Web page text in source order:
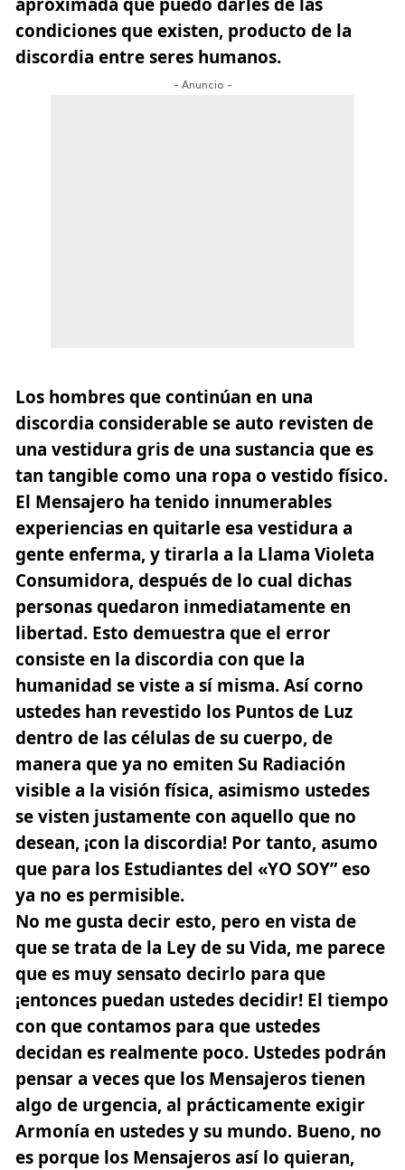
condiciones que existen, producto de la
discordia entre seres humanos.
- Anuncio -
Los hombres que continúan en una
discordia considerable se auto revisten de
una vestidura gris de una sustancia que es
tan tangible como una ropa o vestido físico.
El Mensajero ha tenido innumerables
experiencias en quitarle esa vestidura a
gente enferma, y tirarla a la Llama Violeta
Consumidora, después de lo cual dichas
personas quedaron inmediatamente en
libertad. Esto demuestra que el error
consiste en la discordia con que la
humanidad se viste a sí misma. Así corno
ustedes han revestido los Puntos de Luz
dentro de las células de su cuerpo, de
manera que ya no emiten Su Radiación
visible a la visión física, asimismo ustedes
se visten justamente con aquello que no
desean, ¡con la discordia! Por tanto, asumo
que para los Estudiantes del «YO SOY” eso
ya no es permisible.
No me gusta decir esto, pero en vista de
que se trata de la Ley de su Vida, me parece
que es muy sensato decirlo para que
¡entonces puedan ustedes decidir! El tiempo
con que contamos para que ustedes
decidan es realmente poco. Ustedes podrán
pensar a veces que los Mensajeros tienen
algo de urgencia, al prácticamente exigir
Armonía en ustedes y su mundo. Bueno, no
es porque los Mensajeros así lo quieran,